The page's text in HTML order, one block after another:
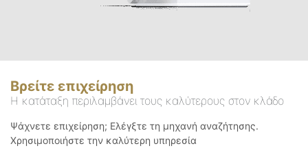
Βρείτε επιχείρηση
Η κατάταξη περιλαμβάνει τους καλύτερους στον κλάδο
Ψάχνετε επιχείρηση; Ελέγξτε τη μηχανή αναζήτησης.
Χρησιμοποιήστε την καλύτερη υπηρεσία